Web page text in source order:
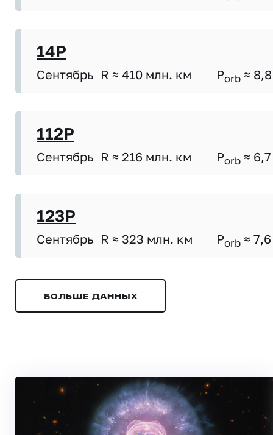
14P
Сентябрь R ≈ 410 млн. км Porb ≈ 8,8
112P
Сентябрь R ≈ 216 млн. км Porb ≈ 6,7
123P
Сентябрь R ≈ 323 млн. км Porb ≈ 7,6
БОЛЬШЕ ДАННЫХ